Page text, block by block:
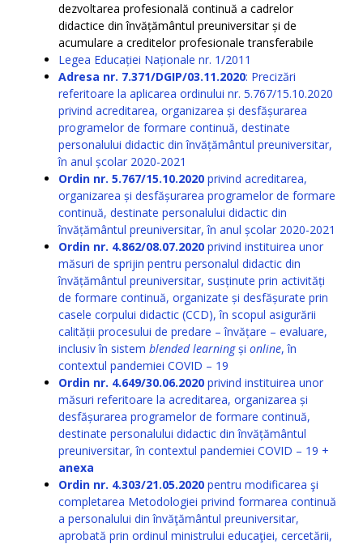
dezvoltarea profesională continuă a cadrelor
didactice din învățământul preuniversitar și de
acumulare a creditelor profesionale transferabile
Legea Educației Naționale nr. 1/2011
Adresa nr. 7.371/DGIP/03.11.2020: Precizări
referitoare la aplicarea ordinului nr. 5.767/15.10.2020
privind acreditarea, organizarea și desfășurarea
programelor de formare continuă, destinate
personalului didactic din învățământul preuniversitar,
în anul școlar 2020-2021
Ordin nr. 5.767/15.10.2020 privind acreditarea,
organizarea și desfășurarea programelor de formare
continuă, destinate personalului didactic din
învățământul preuniversitar, în anul școlar 2020-2021
Ordin nr. 4.862/08.07.2020 privind instituirea unor
măsuri de sprijin pentru personalul didactic din
învățământul preuniversitar, susținute prin activități
de formare continuă, organizate și desfășurate prin
casele corpului didactic (CCD), în scopul asigurării
calității procesului de predare – învățare – evaluare,
inclusiv în sistem blended learningși online, în
contextul pandemiei COVID – 19
Ordin nr. 4.649/30.06.2020 privind instituirea unor
măsuri referitoare la acreditarea, organizarea și
desfășurarea programelor de formare continuă,
destinate personalului didactic din învățământul
preuniversitar, în contextul pandemiei COVID – 19 +
anexa
Ordin nr. 4.303/21.05.2020 pentru modificarea şi
completarea Metodologiei privind formarea continuă
a personalului din învăţământul preuniversitar,
aprobată prin ordinul ministrului educaţiei, cercetării,